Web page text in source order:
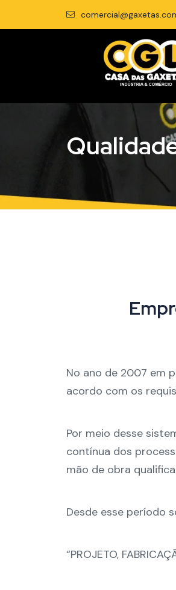
No ano de 2007 em
acordo com os
Por meio desse
contínua dos
mão de obra
Desde esse período
“PROJETO,